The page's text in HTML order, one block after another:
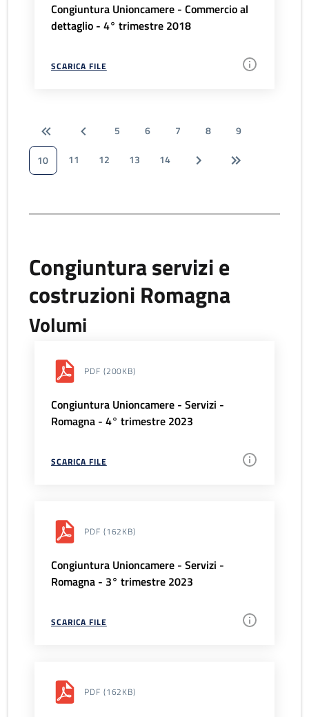
Congiuntura Unioncamere - Commercio al
dettaglio - 4° trimestre 2018
SCARICA FILE
5 6 7 8
9
10
11 12 13 14
Congiuntura servizi e
costruzioni Romagna
Volumi
PDF (200KB)
Congiuntura Unioncamere - Servizi -
Romagna - 4° trimestre 2023
SCARICA FILE
PDF (162KB)
Congiuntura Unioncamere - Servizi -
Romagna - 3° trimestre 2023
SCARICA FILE
PDF (162KB)